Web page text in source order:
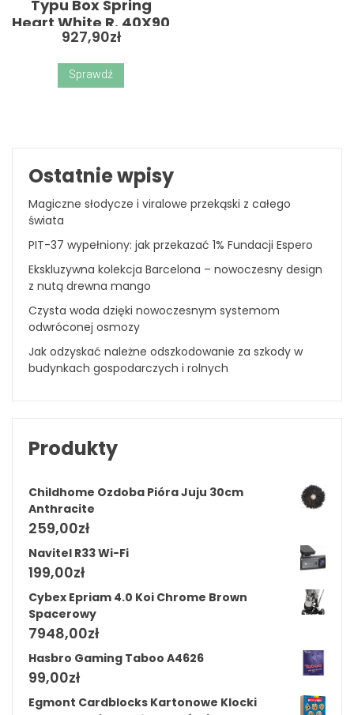
Typu Box Spring
Heart White R. 40X90
Cm
927,90zł
Sprawdź
Ostatnie wpisy
Magiczne słodycze i viralowe przekąski z całego
świata
PIT-37 wypełniony: jak przekazać 1% Fundacji Espero
Ekskluzywna kolekcja Barcelona – nowoczesny design
z nutą drewna mango
Czysta woda dzięki nowoczesnym systemom
odwróconej osmozy
Jak odzyskać należne odszkodowanie za szkody w
budynkach gospodarczych i rolnych
Produkty
Childhome Ozdoba Pióra Juju 30cm
Anthracite
259,00zł
Navitel R33 Wi-Fi
199,00zł
Cybex Epriam 4.0 Koi Chrome Brown
Spacerowy
7948,00zł
Hasbro Gaming Taboo A4626
99,00zł
Egmont Cardblocks Kartonowe Klocki